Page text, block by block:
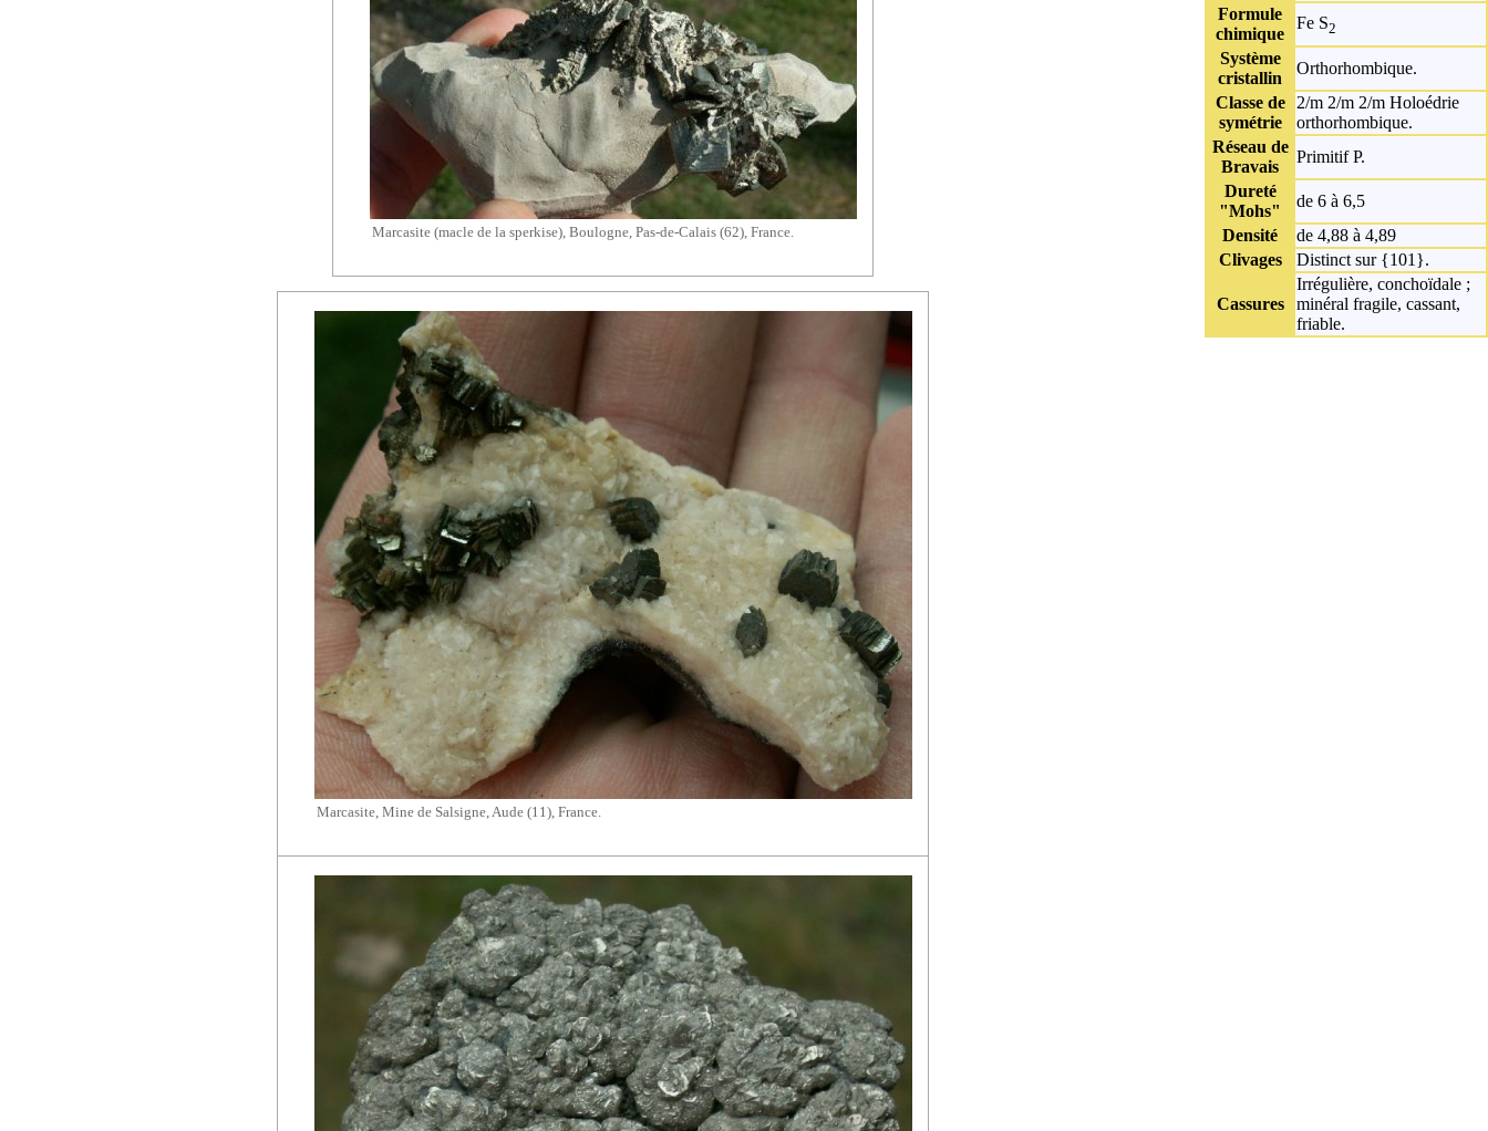
Formule
chimique
Fe S2
Système
cristallin
Orthorhombique.
Classe de
symétrie
2/m 2/m 2/m Holoédrie
orthorhombique.
Réseau de
Bravais
Primitif P.
Dureté
"Mohs"
de 6 à 6,5
Densité
de 4,88 à 4,89
Clivages
Distinct sur {101}.
Cassures
Irrégulière, conchoïdale ;
minéral fragile, cassant,
friable.
Marcasite (macle de la sperkise), Boulogne, Pas-de-Calais (62), France.
Marcasite, Mine de Salsigne, Aude (11), France.